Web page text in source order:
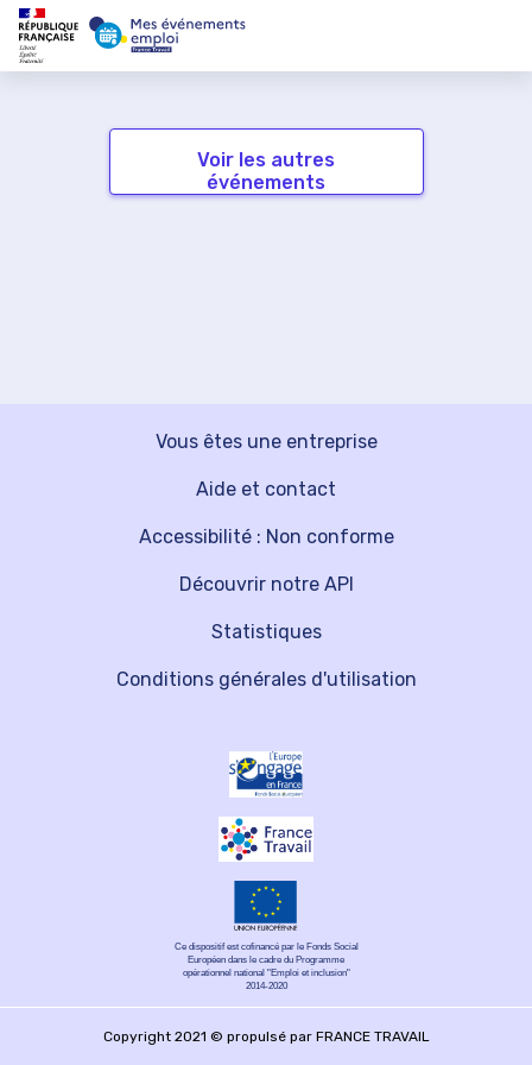
Voir les autres
événements
Vous êtes une entreprise
Découvrir notre API
Aide et contact
Statistiques
Accessibilité : Non conforme
Conditions générales d'utilisation
Ce dispositif est cofinancé par le Fonds Social
Européen dans le cadre du Programme
opérationnel national "Emploi et inclusion"
2014-2020
Copyright 2021 © propulsé par FRANCE TRAVAIL